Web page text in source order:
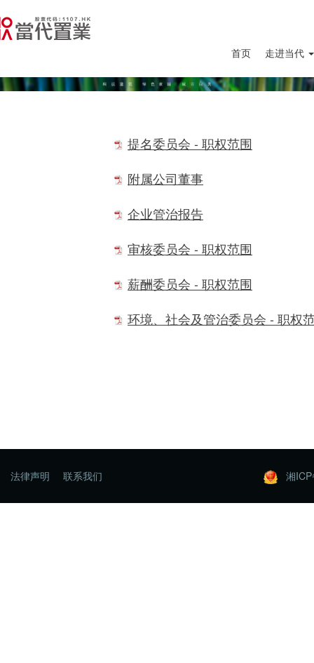
首页 走进当代
提名委员会 - 职权范围
附属公司董事
企业管治报告
审核委员会 - 职权范围
薪酬委员会 - 职权范围
环境、社会及管治委员会 - 职权
法律声明 联系我们 湘